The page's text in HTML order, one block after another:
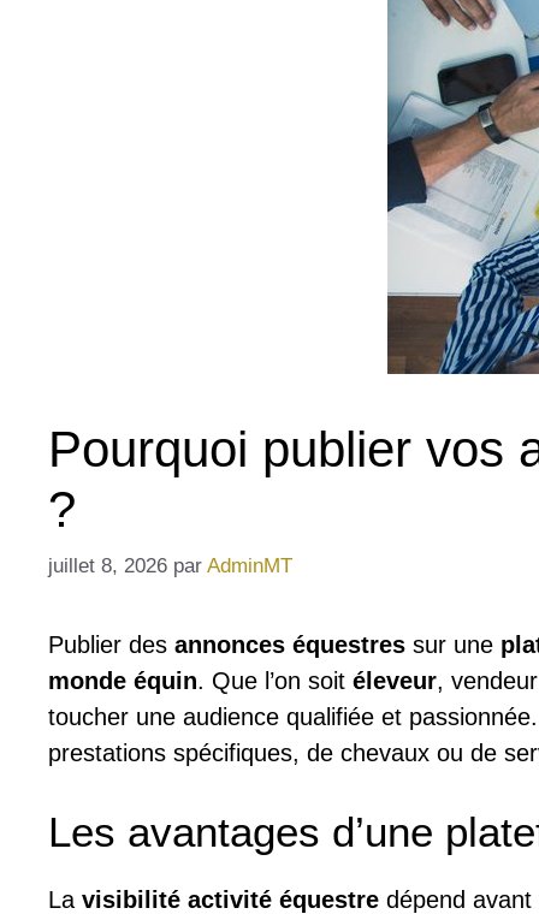
Pourquoi publier vos
?
juillet 8, 2026 par AdminMT
Publier des annonces équestres sur une
monde équin. Que l’on soit éleveur,
toucher une audience qualifiée et
prestations spécifiques, de chevaux ou de
Les avantages d’une
La visibilité activité équestre dépend avant